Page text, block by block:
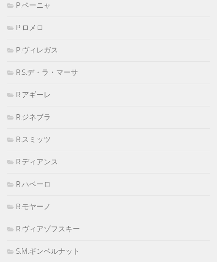
P.ペーニャ
P.ロメロ
P.ヴィレガス
R.S.デ・ラ・マーサ
R.アギーレ
R.ジネブラ
R.スミッツ
R.ディアンス
R.ハベーロ
R.モヤーノ
R.ヴィアゾフスキー
S.M.ギンベルナット